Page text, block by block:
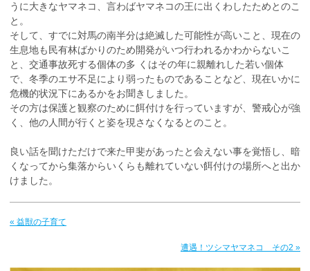
うに大きなヤマネコ、言わばヤマネコの王に出くわしたためとのこ
と。
そして、すでに対馬の南半分は絶滅した可能性が高いこと、現在の
生息地も民有林ばかりのため開発がいつ行われるかわからないこ
と、交通事故死する個体の多 くはその年に親離れした若い個体
で、冬季のエサ不足により弱ったものであることなど、現在いかに
危機的状況下にあるかをお聞きしました。
その方は保護と観察のために餌付けを行っていますが、警戒心が強
く、他の人間が行くと姿を現さなくなるとのこと。
良い話を聞けただけで来た甲斐があったと会えない事を覚悟し、暗
くなってから集落からいくらも離れていない餌付けの場所へと出か
けました。
« 益獣の子育て
遭遇！ツシマヤマネコ その2 »